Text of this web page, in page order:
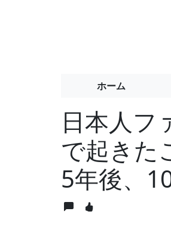
ホーム
日本人フ
で起きた
5年後、